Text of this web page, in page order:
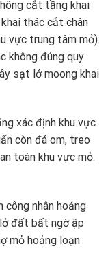
cắt tầng khai
thác cắt chân
vực trung tâm mỏ).
không đúng quy
sạt lở moong khai
xác định khu vực
còn đá om, treo
toàn khu vực mỏ.
nhân hoảng
đất bất ngờ ập
mỏ hoảng loạn